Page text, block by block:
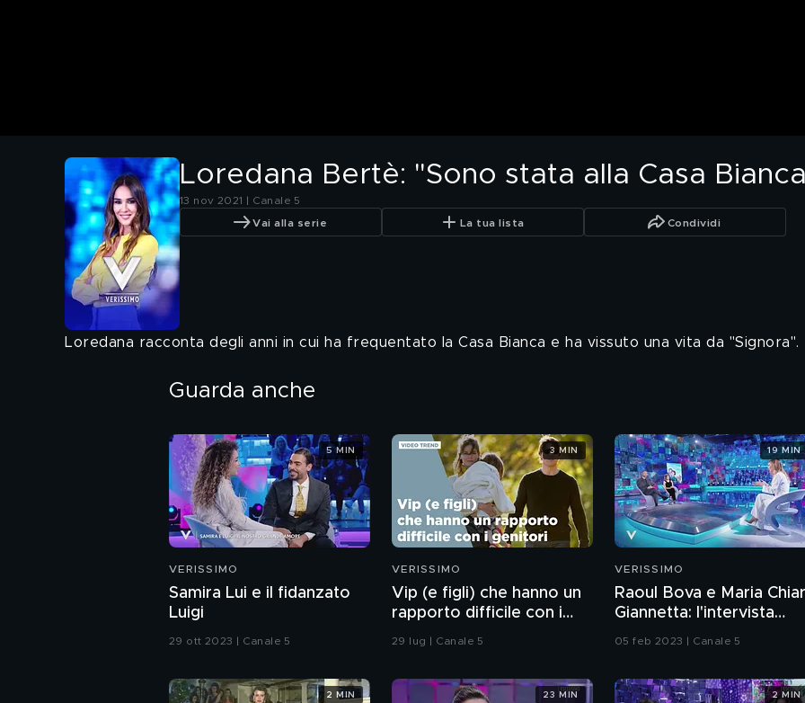
Loredana Bertè: "Sono stata alla Casa
13 nov 2021 | Canale 5
Vai alla serie La tua lista Condividi
Loredana racconta degli anni in cui ha frequentato la Casa Bianca e ha vissuto una vita da "Signora".
Guarda anche
VERISSIMO
Samira Lui e il fidanzato
Luigi
29 ott 2023 | Canale 5
5 MIN
VERISSIMO
Vip (e figli) che hanno un
rapporto difficile con i
genitori
29 lug | Canale 5
3 MIN
VERISSIMO
Raoul Bova e Maria
Giannetta: l'intervista
05 feb 2023 | Canale 5
19 MIN
2 MIN 23 MIN 2 MIN